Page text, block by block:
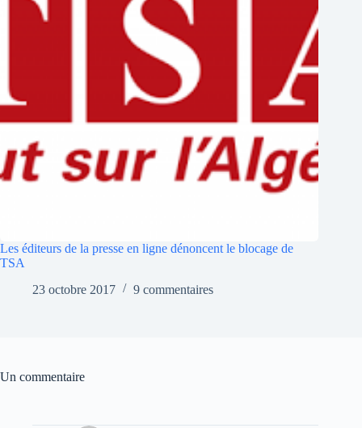
Les éditeurs de la presse en ligne dénoncent le blocage de
TSA
23 octobre 2017
9 commentaires
Un commentaire